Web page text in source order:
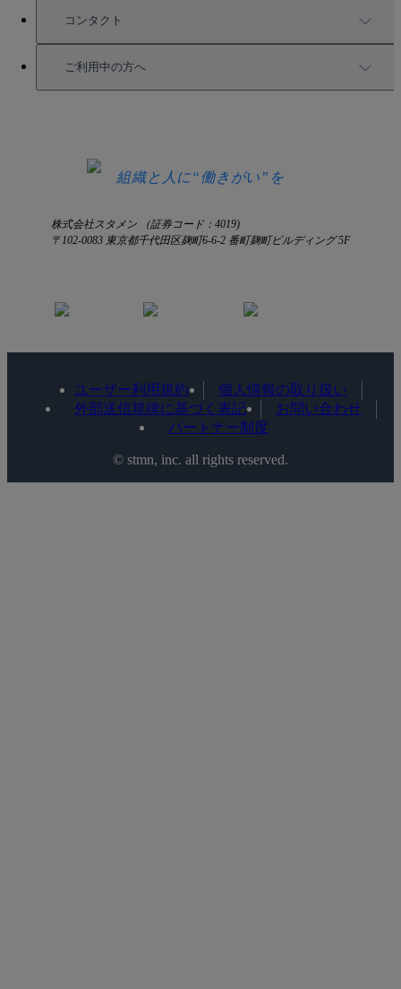
お役立ち資料一覧
セミナー情報
コンタクト
サービス資料請求
ご利用中の方へ
組織と人に“働きがい”を
株式会社スタメン （証券コード：4019)
〒102-0083 東京都千代田区麹町6-6-2 番町麹町ビルディング 5F
ユーザー利用規約
個人情報の取り扱い
外部送信規律に基づく表記
お問い合わせ
パートナー制度
©️ stmn, inc. all rights reserved.